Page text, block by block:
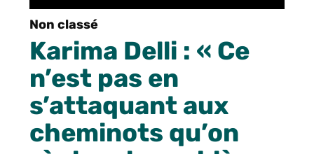
Non classé
Karima Delli : « Ce
n’est pas en
s’attaquant aux
cheminots qu’on